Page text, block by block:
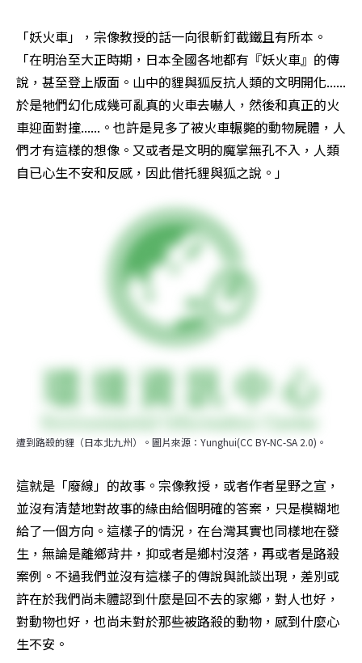
「妖火車」，宗像教授的話一向很斬釘截鐵且有所本。
「在明治至大正時期，日本全國各地都有『妖火車』的傳
說，甚至登上版面。山中的貍與狐反抗人類的文明開化......
於是牠們幻化成幾可亂真的火車去嚇人，然後和真正的火
車迎面對撞......。也許是見多了被火車輾斃的動物屍體，人
們才有這樣的想像。又或者是文明的魔掌無孔不入，人類
自已心生不安和反感，因此借托貍與狐之說。」
遭到路殺的貍（日本北九州）。圖片來源：Yunghui(CC BY-NC-SA 2.0)。
這就是「廢線」的故事。宗像教授，或者作者星野之宣，
並沒有清楚地對故事的緣由給個明確的答案，只是模糊地
給了一個方向。這樣子的情況，在台灣其實也同樣地在發
生，無論是離鄉背井，抑或者是鄉村沒落，再或者是路殺
案例。不過我們並沒有這樣子的傳說與訛談出現，差別或
許在於我們尚未體認到什麼是回不去的家鄉，對人也好，
對動物也好，也尚未對於那些被路殺的動物，感到什麼心
生不安。